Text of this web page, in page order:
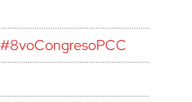
#8voCongresoPCC